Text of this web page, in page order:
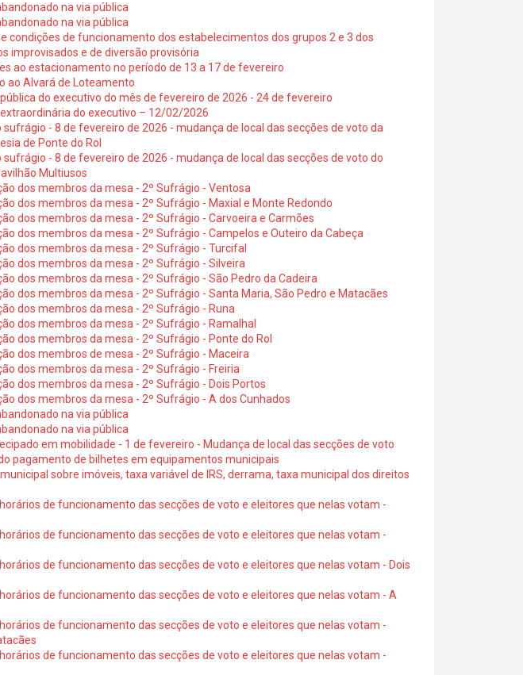
na via pública
na via pública
condições de funcionamento dos estabelecimentos dos grupos 2 e 3 dos
improvisados e de diversão provisória
ao estacionamento no período de 13 a 17 de fevereiro
ao Alvará de Loteamento
do executivo do mês de fevereiro de 2026 - 24 de fevereiro
do executivo – 12/02/2026
sufrágio - 8 de fevereiro de 2026 - mudança de local das secções de voto da
de Ponte do Rol
sufrágio - 8 de fevereiro de 2026 - mudança de local das secções de voto do
Multiusos
dos membros da mesa - 2º Sufrágio - Ventosa
dos membros da mesa - 2º Sufrágio - Maxial e Monte Redondo
dos membros da mesa - 2º Sufrágio - Carvoeira e Carmões
dos membros da mesa - 2º Sufrágio - Campelos e Outeiro da Cabeça
dos membros da mesa - 2º Sufrágio - Turcifal
dos membros da mesa - 2º Sufrágio - Silveira
dos membros da mesa - 2º Sufrágio - São Pedro da Cadeira
dos membros da mesa - 2º Sufrágio - Santa Maria, São Pedro e Matacães
dos membros da mesa - 2º Sufrágio - Runa
dos membros da mesa - 2º Sufrágio - Ramalhal
dos membros da mesa - 2º Sufrágio - Ponte do Rol
dos membros de mesa - 2º Sufrágio - Maceira
dos membros da mesa - 2º Sufrágio - Freiria
dos membros da mesa - 2º Sufrágio - Dois Portos
dos membros da mesa - 2º Sufrágio - A dos Cunhados
na via pública
na via pública
em mobilidade - 1 de fevereiro - Mudança de local das secções de voto
pagamento de bilhetes em equipamentos municipais
sobre imóveis, taxa variável de IRS, derrama, taxa municipal dos direitos
de funcionamento das secções de voto e eleitores que nelas votam -
de funcionamento das secções de voto e eleitores que nelas votam -
de funcionamento das secções de voto e eleitores que nelas votam - Dois
de funcionamento das secções de voto e eleitores que nelas votam - A
de funcionamento das secções de voto e eleitores que nelas votam -
de funcionamento das secções de voto e eleitores que nelas votam -